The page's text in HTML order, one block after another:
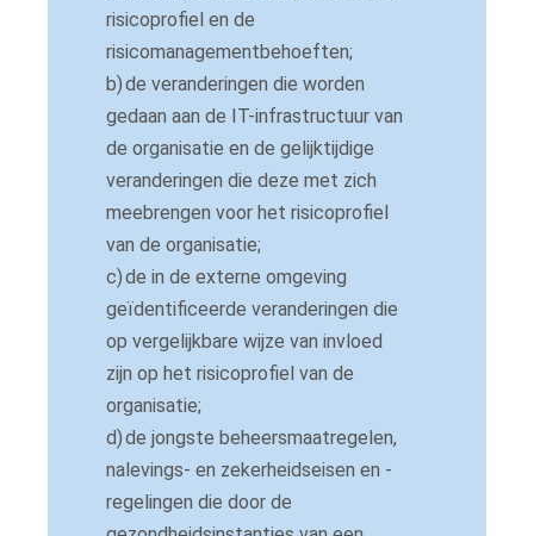
risicoprofiel en de
risicomanagementbehoeften;
b)de veranderingen die worden
gedaan aan de IT-infrastructuur van
de organisatie en de gelijktijdige
veranderingen die deze met zich
meebrengen voor het risicoprofiel
van de organisatie;
c)de in de externe omgeving
geïdentificeerde veranderingen die
op vergelijkbare wijze van invloed
zijn op het risicoprofiel van de
organisatie;
d)de jongste beheersmaatregelen,
nalevings- en zekerheidseisen en -
regelingen die door de